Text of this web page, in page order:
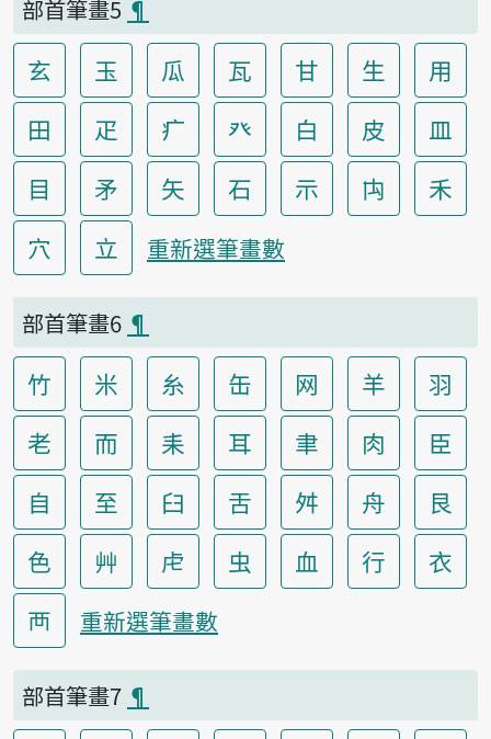
部首筆畫5 ¶
玄 玉 瓜 瓦 甘 生
用
田
疋 疒 癶 白 皮
皿
目
矛 矢 石 示 禸
禾
穴
立 重新選筆畫數
部首筆畫6 ¶
竹 米 糸 缶 网 羊
羽
老
而 耒 耳 聿 肉
臣
自
至 臼 舌 舛 舟
艮
色
艸 虍 虫 血 行
衣
襾
重新選筆畫數
部首筆畫7 ¶